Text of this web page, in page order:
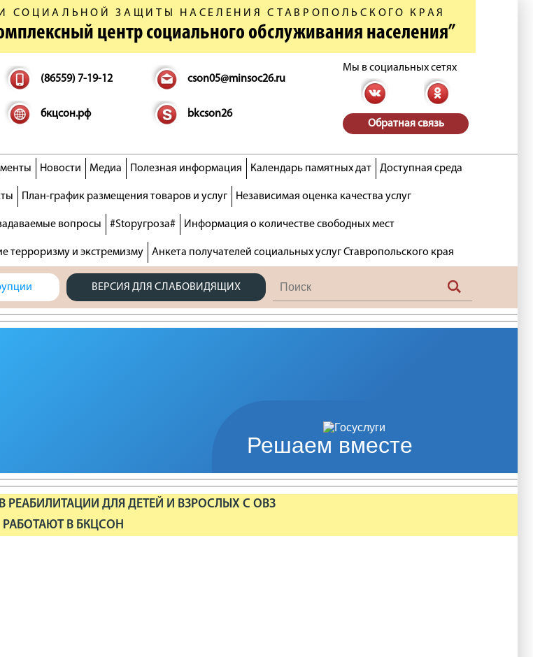
СОЦИАЛЬНОЙ ЗАЩИТЫ НАСЕЛЕНИЯ СТАВРОПОЛЬСКОГО КРАЯ
центр социального обслуживания населения”
(86559) 7-19-12 cson05@minsoc26.ru
бкцсон.рф bkcson26
Мы в социальных сетях
Обратная связь
Новости Медиа Полезная информация Календарь памятных дат Доступная среда
План-график размещения товаров и услуг Независимая оценка качества услуг
вопросы #Stopугроза# Информация о количестве свободных мест
терроризму и экстремизму Анкета получателей социальных услуг Ставропольского края
ВЕРСИЯ ДЛЯ СЛАБОВИДЯЩИХ
Решаем вместе
РЕАБИЛИТАЦИИ ДЛЯ ДЕТЕЙ И ВЗРОСЛЫХ С ОВЗ
РАБОТАЮТ В БКЦСОН